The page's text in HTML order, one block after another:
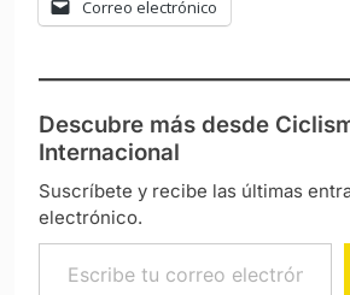
Correo electrónico
Descubre más desde
Internacional
Suscríbete y recibe las últimas
electrónico.
Escribe tu correo electrónico…